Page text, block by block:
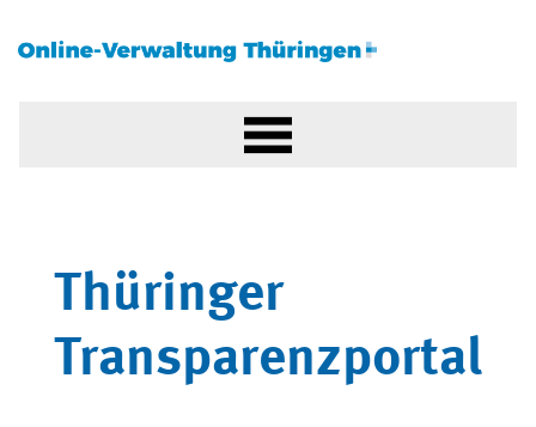
Thüringer
Transparenzportal